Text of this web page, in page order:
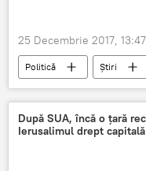
25 Decembrie 2017, 13:47
Politică Știri
Federatia Rusa
Igor Dodon
CSI
Presa a aflat
După SUA, încă o țară
Ierusalimul drept